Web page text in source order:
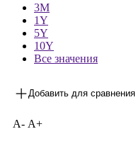
3М
1Y
5Y
10Y
Все значения
Добавить для сравнения